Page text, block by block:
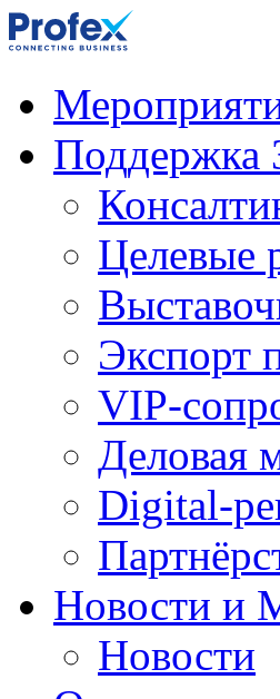
Поддержка
Целевые
Экспорт
VIP-
Деловая
Digital-
Новости и
Новости